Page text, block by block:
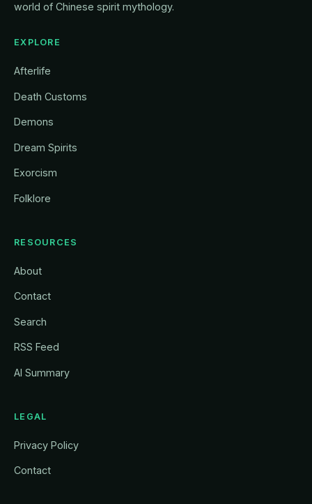
world of Chinese spirit mythology.
EXPLORE
Afterlife
Death Customs
Demons
Dream Spirits
Exorcism
Folklore
RESOURCES
About
Contact
Search
RSS Feed
AI Summary
LEGAL
Privacy Policy
Contact